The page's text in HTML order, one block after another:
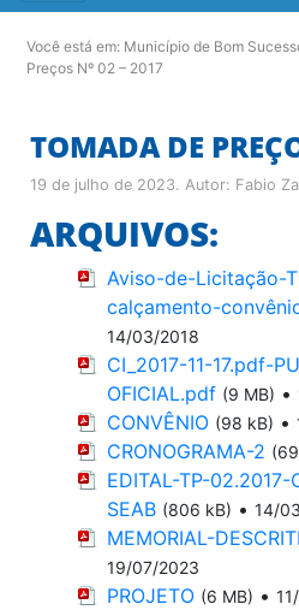
Você está em: Município de Bom
Preços Nº 02 – 2017
TOMADA DE
19 de julho de 2023. Autor: Fabio
ARQUIVOS:
Aviso-de-Licitação-
calçamento-
14/03/2018
CI_2017-11-17.pdf-
OFICIAL.pdf (9 MB) •
CONVÊNIO (98 kB) •
CRONOGRAMA-2
EDITAL-TP-02.2017-
SEAB (806 kB) • 14/
MEMORIAL-
19/07/2023
PROJETO (6 MB) •